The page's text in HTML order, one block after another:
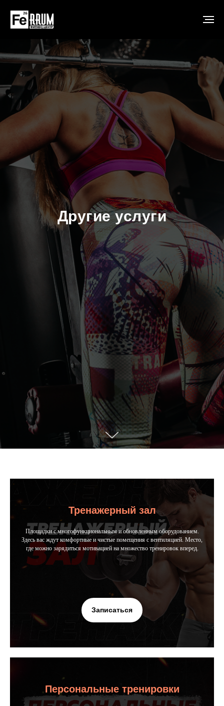
Другие услуги
Тренажерный зал
Площадки с многофункциональным и обновленным оборудованием.
Здесь вас ждут комфортные и чистые помещения с вентиляцией. Место,
где можно зарядиться мотивацией на множество тренировок вперед.
Записаться
Персональные тренировки